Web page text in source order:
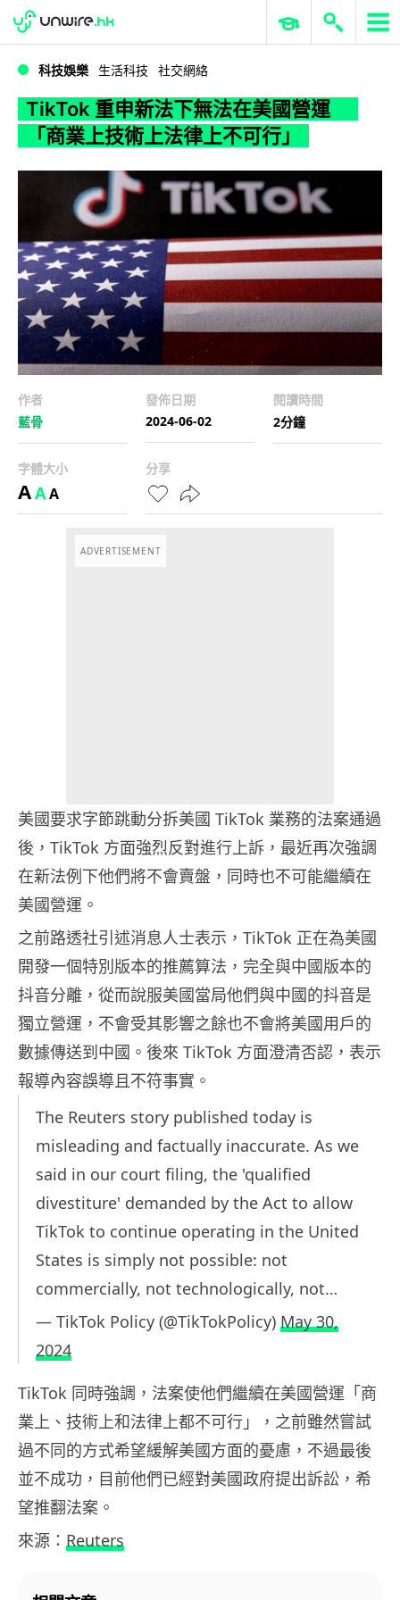
WWDC 2026 ERP 與商業 AI
科技娛樂 生活科技 社交網絡
TikTok 重申新法下無法在美國營運
「商業上技術上法律上不可行」
作者
藍骨
發佈日期
2024-06-02
閱讀時間
2分鐘
字體大小
AAA
分享
ADVERTISEMENT
美國要求字節跳動分拆美國 TikTok 業務的法案通過
後，TikTok 方面強烈反對進行上訴，最近再次強調
在新法例下他們將不會賣盤，同時也不可能繼續在
美國營運。
之前路透社引述消息人士表示，TikTok 正在為美國
開發一個特別版本的推薦算法，完全與中國版本的
抖音分離，從而說服美國當局他們與中國的抖音是
獨立營運，不會受其影響之餘也不會將美國用戶的
數據傳送到中國。後來 TikTok 方面澄清否認，表示
報導內容誤導且不符事實。
The Reuters story published today is
misleading and factually inaccurate. As we
said in our court filing, the 'qualified
divestiture' demanded by the Act to allow
TikTok to continue operating in the United
States is simply not possible: not
commercially, not technologically, not…
— TikTok Policy (@TikTokPolicy) May 30,
2024
TikTok 同時強調，法案使他們繼續在美國營運「商
業上、技術上和法律上都不可行」，之前雖然嘗試
過不同的方式希望緩解美國方面的憂慮，不過最後
並不成功，目前他們已經對美國政府提出訴訟，希
望推翻法案。
來源： Reuters